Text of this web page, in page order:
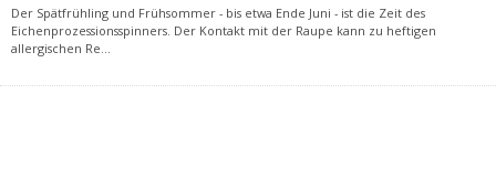
Der Spätfrühling und Frühsommer - bis etwa Ende Juni - ist die Zeit des
Eichenprozessionsspinners. Der Kontakt mit der Raupe kann zu heftigen
allergischen Re...